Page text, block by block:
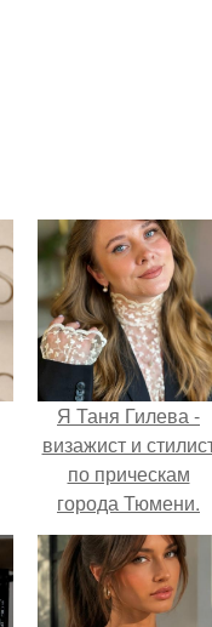
Я Таня Гилева -
визажист и
по прическам
города Тюмени.